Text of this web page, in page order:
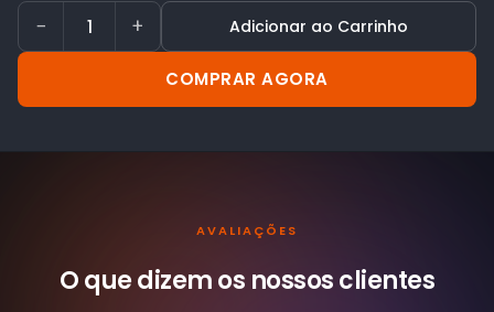
− + Adicionar ao Carrinho
COMPRAR AGORA
AVALIAÇÕES
O que dizem os nossosclientes